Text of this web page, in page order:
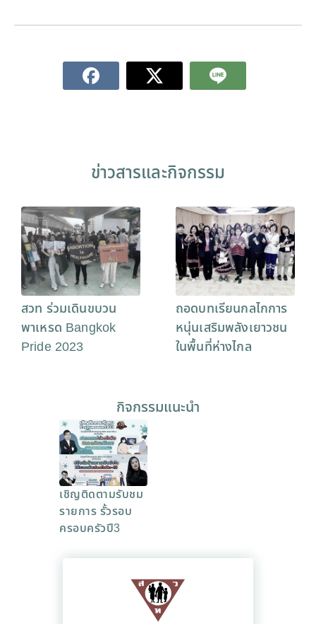
ข่าวสารและกิจกรรม
สวท ร่วมเดินขบวน
พาเหรด Bangkok
Pride 2023
ถอดบทเรียนกลไกการ
หนุ่นเสริมพลังเยาวชน
ในพื้นที่ห่างไกล
กิจกรรมแนะนำ
เชิญติดตามรับชม
รายการ รั้วรอบ
ครอบครัวปี3